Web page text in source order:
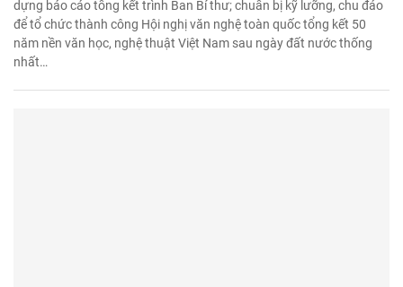
dựng báo cáo tổng kết trình Ban Bí thư; chuẩn bị kỹ lưỡng, chu đáo
để tổ chức thành công Hội nghị văn nghệ toàn quốc tổng kết 50
năm nền văn học, nghệ thuật Việt Nam sau ngày đất nước thống
nhất…